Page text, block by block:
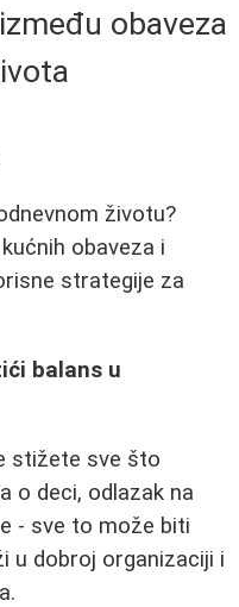
obaveza
životu?
obaveza i
strategije za
balans u
stižete sve što
o deci, odlazak na
- sve to može biti
u dobroj organizaciji i